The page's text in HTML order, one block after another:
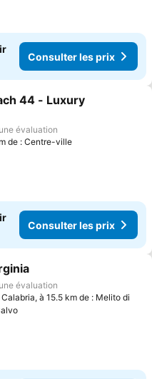
Consulter les prix
à mes favoris
44 - Luxury
les prix
évaluation
de : Centre-ville
Consulter les prix
à mes favoris
évaluation
à 15.5 km de : Melito di